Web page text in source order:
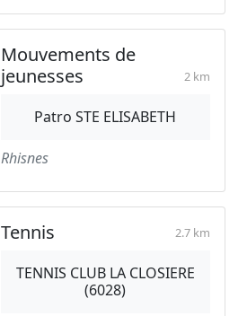
Mouvements de
jeunesses
2 km
Patro STE ELISABETH
Rhisnes
Tennis 2.7 km
TENNIS CLUB LA CLOSIERE
(6028)